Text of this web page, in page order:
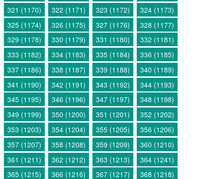
321 (1170)
322 (1171) 323 (1172)
324 (1173)
325 (1174)
326 (1175) 327 (1176)
328 (1177)
329 (1178)
330 (1179) 331 (1180)
332 (1181)
333 (1182)
334 (1183) 335 (1184)
336 (1185)
337 (1186)
338 (1187) 339 (1188)
340 (1189)
341 (1190)
342 (1191) 343 (1192)
344 (1193)
345 (1195)
346 (1196) 347 (1197)
348 (1198)
349 (1199)
350 (1200) 351 (1201)
352 (1202)
353 (1203)
354 (1204) 355 (1205)
356 (1206)
357 (1207)
358 (1208) 359 (1209)
360 (1210)
361 (1211)
362 (1212) 363 (1213)
364 (1241)
365 (1215)
366 (1216) 367 (1217)
368 (1218)